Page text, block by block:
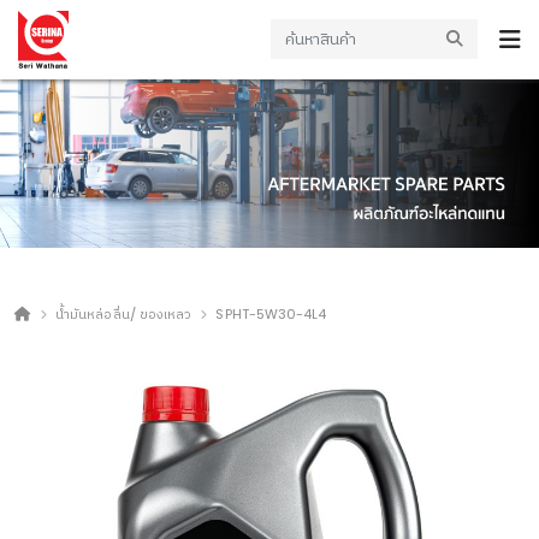
น้ำมันหล่อลื่น/ ของเหลว SPHT-5W30-4L4